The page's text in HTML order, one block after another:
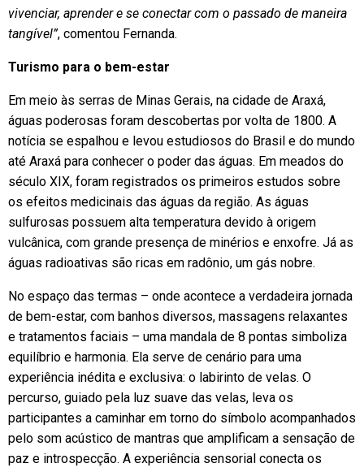
vivenciar, aprender e se conectar com o passado de maneira
tangível”, comentou Fernanda.
Turismo para o bem-estar
Em meio às serras de Minas Gerais, na cidade de Araxá,
águas poderosas foram descobertas por volta de 1800. A
notícia se espalhou e levou estudiosos do Brasil e do mundo
até Araxá para conhecer o poder das águas. Em meados do
século XIX, foram registrados os primeiros estudos sobre
os efeitos medicinais das águas da região. As águas
sulfurosas possuem alta temperatura devido à origem
vulcânica, com grande presença de minérios e enxofre. Já as
águas radioativas são ricas em radônio, um gás nobre.
No espaço das termas – onde acontece a verdadeira jornada
de bem-estar, com banhos diversos, massagens relaxantes
e tratamentos faciais – uma mandala de 8 pontas simboliza
equilíbrio e harmonia. Ela serve de cenário para uma
experiência inédita e exclusiva: o labirinto de velas. O
percurso, guiado pela luz suave das velas, leva os
participantes a caminhar em torno do símbolo acompanhados
pelo som acústico de mantras que amplificam a sensação de
paz e introspecção. A experiência sensorial conecta os